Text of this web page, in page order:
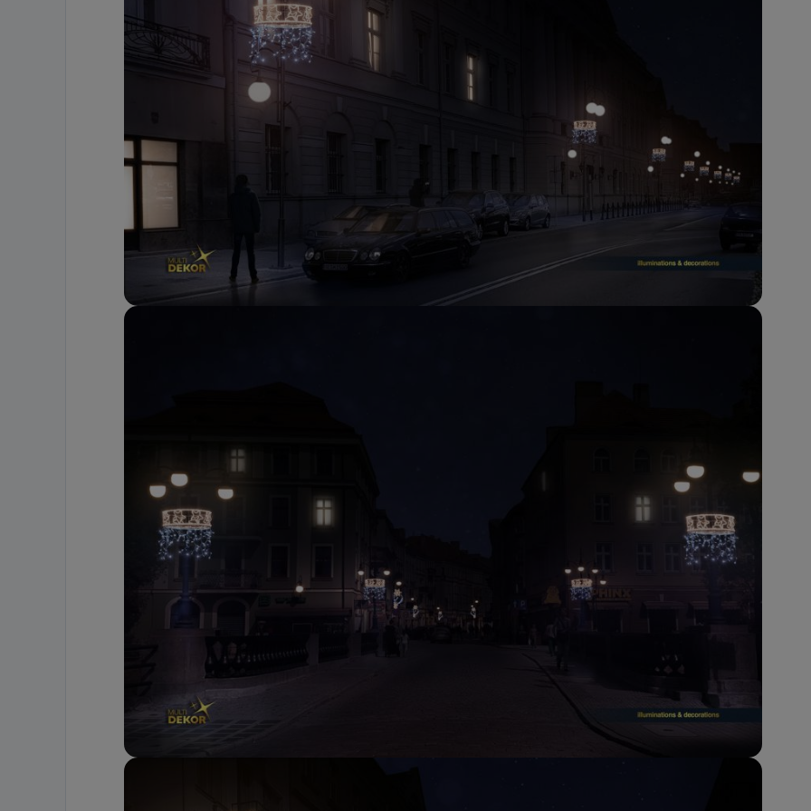
19 dostępu do danych osobowych dotyczących Państwa oraz uzyskania ich kopii, a
sprzeciwu wobec ich przetwarzania.
Do kiedy Państwa dane osobowe będą przechowywane?
Do czasu wycofania zgody lub, jeśli dane będą przetwarzane na podstawie prawnie
uzasadnionego celu administratora – do momentu wniesienia sprzeciwu.
Jakie dane osobowe przetwarzamy?
Przetwarzane kategorie Państwa danych osobowych to dane, które pochodzą
Państwa (lub zostały przekazane w Państwa imieniu) lub dane osobowe, które zostały
źródeł publicznie dostępnych, w szczególności: imię i nazwisko, adres e-mail, telefon
adres korespondencyjny. Odbiorcą Pastwa danych osobowych są pracownicy i
oraz partnerzy wspomagający administratora w jego biznesowej działalności.
Jak skontaktować się z inspektorem danych osobowych?
Można to zrobić pod numerem telefonu 62 735-51-05 lub e-mailowo pod adresem:
poczta@tvproart.pl